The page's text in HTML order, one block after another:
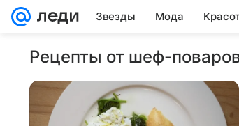
Звезды Мода
Рецепты от шеф-